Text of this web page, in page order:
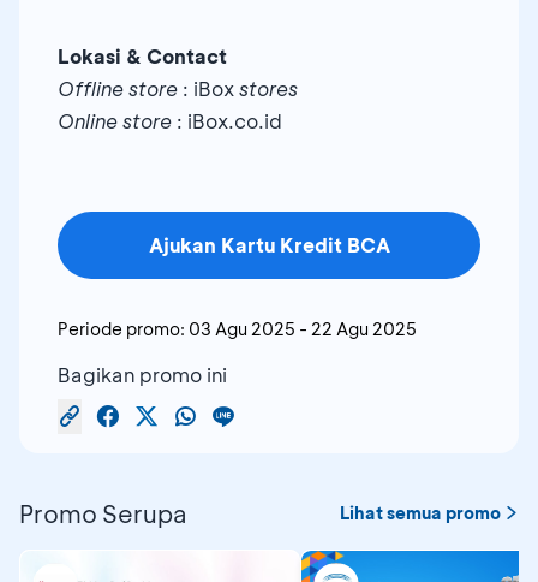
Lokasi & Contact
Offline store : iBoxstores
Online store : iBox.co.id
Ajukan Kartu Kredit BCA
Periode promo: 03 Agu 2025 - 22 Agu 2025
Bagikan promo ini
Promo Serupa Lihat semua promo